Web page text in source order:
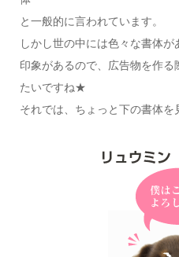
と一般的に言われています。
しかし世の中には色々な書体
印象があるので、広告物を作
たいですね★
それでは、ちょっと下の書体を